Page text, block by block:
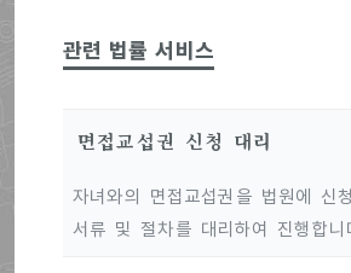
관련 법률 서비스
면접교섭권 신청 대리
자녀와의 면접교섭권을 법원에 신
서류 및 절차를 대리하여 진행합니